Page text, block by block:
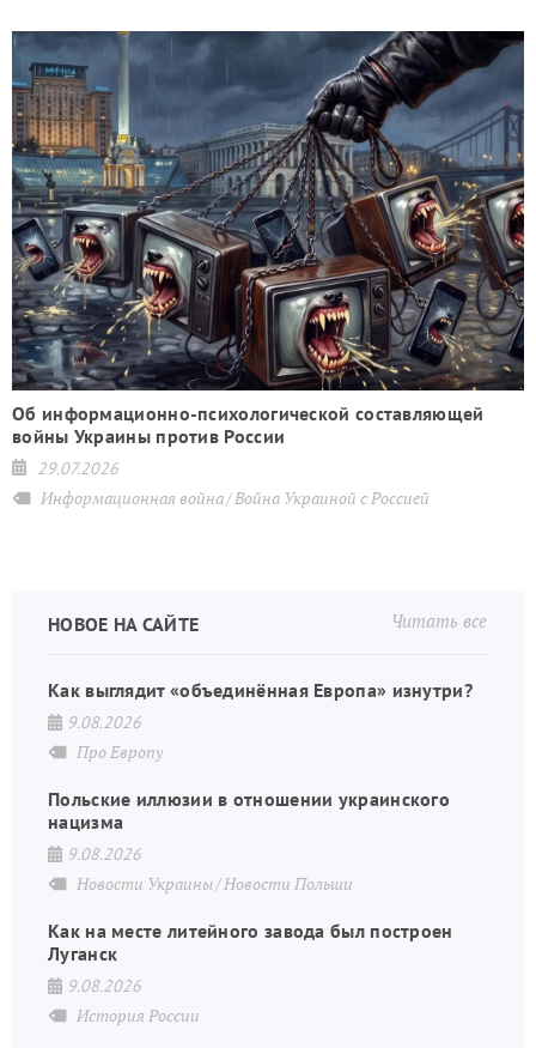
Об информационно-психологической составляющей
войны Украины против России
29.07.2026
Информационная война Война Украиной с Россией
Читать все
НОВОЕ НА САЙТЕ
Как выглядит «объединённая Европа» изнутри?
9.08.2026
Про Европу
Польские иллюзии в отношении украинского
нацизма
9.08.2026
Новости Украины Новости Польши
Как на месте литейного завода был построен
Луганск
9.08.2026
История России